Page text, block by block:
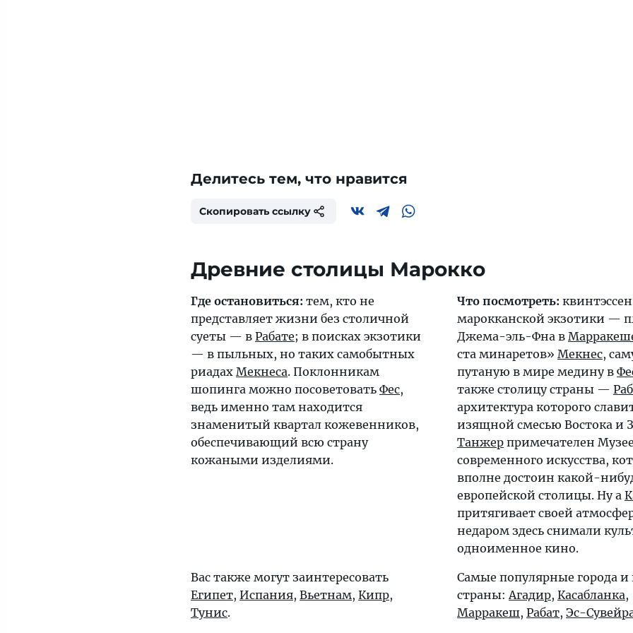
Делитесь тем, что нравится
Скопировать ссылку
Древние столицы Марокко
Где остановиться: тем, кто не
представляет жизни без столичной
суеты — в Рабате; в поисках экзотики
— в пыльных, но таких самобытных
риадах Мекнеса. Поклонникам
шопинга можно посоветовать Фес,
ведь именно там находится
знаменитый квартал кожевенников,
обеспечивающий всю страну
кожаными изделиями.
Что посмотреть:
марокканской экзотики —
Джема-эль-Фна в
ста минаретов» Мекнес,
путаную в мире медину в
также столицу страны —
архитектура которого
изящной смесью Востока и
Танжер примечателен
современного искусства,
вполне достоин какой-
европейской столицы. Ну а
притягивает своей
недаром здесь снимали
одноименное кино.
Вас также могут заинтересовать
Египет, Испания, Вьетнам, Кипр,
Тунис.
Самые популярные города и
страны:Агадир, Касабланка,
Марракеш, Рабат, Эс-